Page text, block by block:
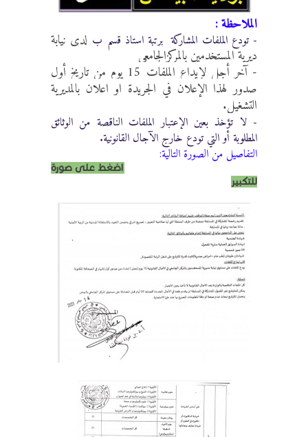
الملاحظة :
-تودع الملفات المشاركة برتبةاستاذ قسم ب لدى نيابة
ديرية المستخدمين بالمركزالجامعي
- آخر أجل لإيداع الملفات 15 يوم من تاريخ أول
صدور لهذا الإعلان في الجريدة او اعلان بالمديرية
التشغيل.
- لا تؤخذ بعين الإعتبار الملفات الناقصة من الوثائق
المطلوبة أو التي تودع خارج الآجال القانونية.
التفاصيل من الصورة التالية:
اضغط على صورة
للتكبير